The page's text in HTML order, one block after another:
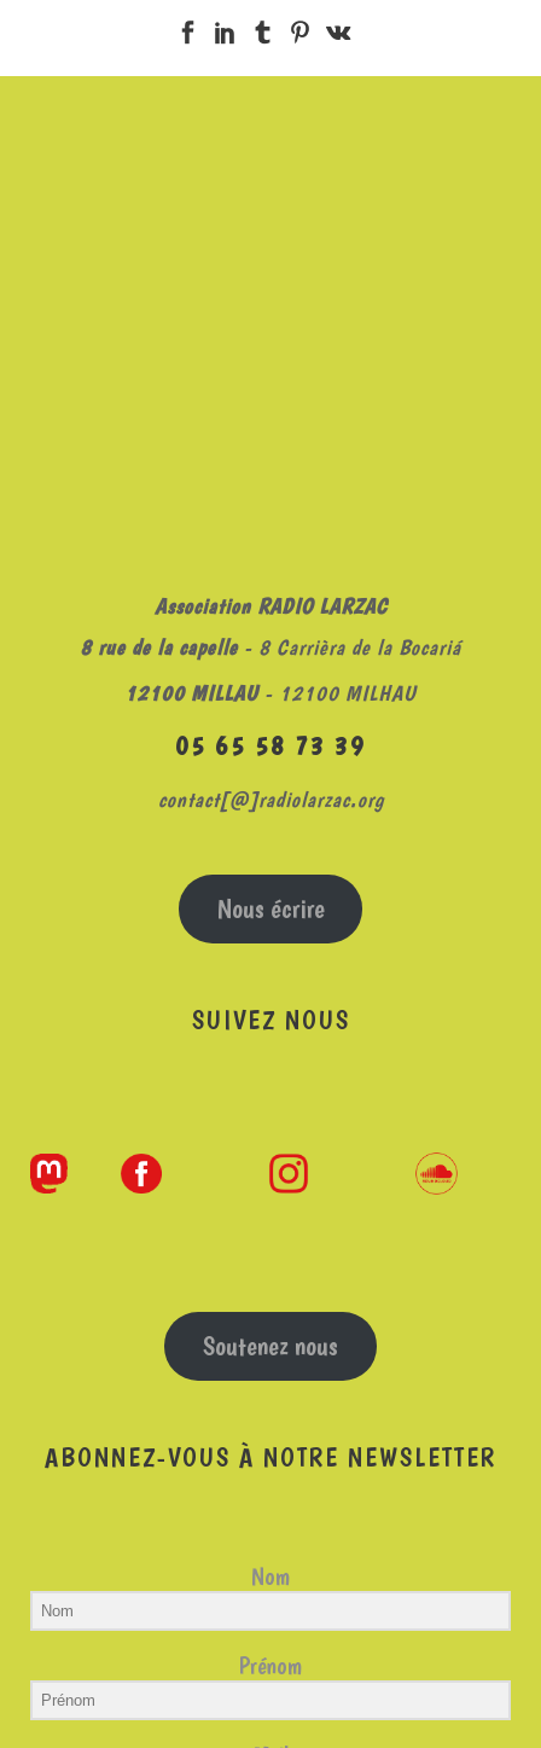
Association RADIO LARZAC
8 rue de la capelle- 8 Carrièra de la Bocariá
12100 MILLAU- 12100 MILHAU
05 65 58 73 39
contact[@]radiolarzac.org
Nous écrire
SUIVEZ NOUS
Soutenez nous
ABONNEZ-VOUS À NOTRE NEWSLETTER
Nom
Prénom